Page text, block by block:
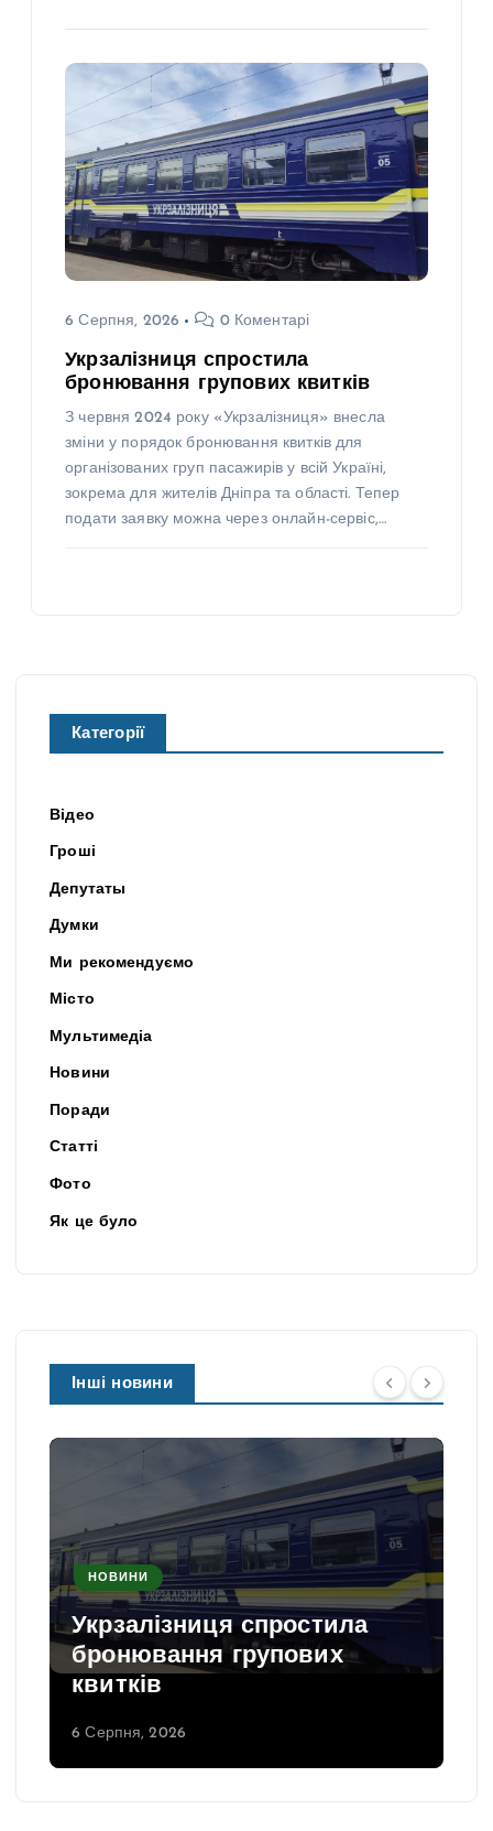
6 Серпня, 2026 0 Коментарі
Укрзалізниця спростила
бронювання групових квитків
З червня 2024 року «Укрзалізниця» внесла
зміни у порядок бронювання квитків для
організованих груп пасажирів у всій Україні,
зокрема для жителів Дніпра та області. Тепер
подати заявку можна через онлайн-сервіс,…
Категорії
Відео
Гроші
Депутаты
Думки
Ми рекомендуємо
Місто
Мультимедіа
Новини
Поради
Статті
Фото
Як це було
Інші новини
НОВИНИ
Укрзалізниця спростила
бронювання групових
квитків
6 Серпня, 2026